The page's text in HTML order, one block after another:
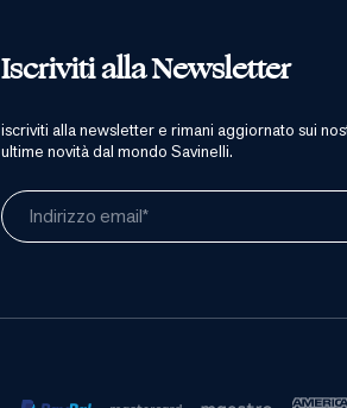
Iscriviti alla Newsletter
iscriviti alla newsletter e rimani aggiornato sui
ultime novità dal mondo Savinelli.
Indirizzo email*